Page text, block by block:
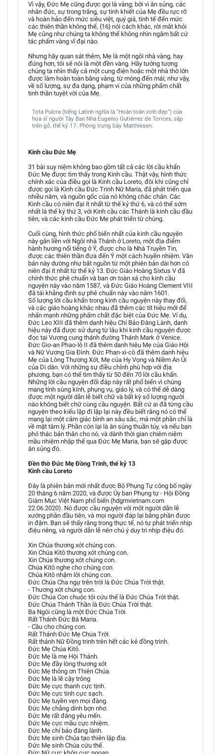
Vì vậy, Đức Mẹ cũng được gọi là vàng; bởi vì ân sủng, các
nhân đức, sự trong trắng, sự tinh khiết của Mẹ đều rực rỡ
và hoàn hảo đến mức siêu việt, quý giá, tinh tế đến mức
các thiên thần không thể, {16} nói cách khác, rời mắt khỏi
Mẹ cũng như chúng ta không thể không nhìn ngắm bất cứ
tác phẩm vàng vĩ đại nào.
Nhưng hãy quan sát thêm, Mẹ là một ngôi nhà vàng, hay
đúng hơn, tôi sẽ nói là một đền vàng. Hãy tưởng tượng
chúng ta nhìn thấy cả một cung điện hoặc một nhà thờ lớn
được làm hoàn toàn bằng vàng, từ móng đến mái; như vậy,
về số lượng, sự đa dạng, phạm vi của những phẩm chất
tinh thần tuyệt vời của Mẹ.
Tota Pulcra (tiếng Latinh nghĩa là "Hoàn toàn xinh đẹp") của
họa sĩ người Tây Ban Nha Eugenio Gutiérrez de Torices, sáp
trên gỗ, thế kỷ 17. Phòng trưng bày Matthiesen.
Kinh cầu Đức Mẹ
31 bài suy niệm không bao gồm tất cả các lời cầu khẩn
Đức Mẹ được tìm thấy trong Kinh cầu. Thật vậy, hình thức
chính xác của điều gọi là Kinh cầu Loreto, đôi khi cũng chỉ
được gọi là Kinh cầu Đức Trinh Nữ Maria, đã phát triển qua
nhiều năm, và nguồn gốc của nó không chắc chắn. Các
Kinh cầu có niên đại ít nhất từ thế kỷ thứ 6, và có thể sớm
nhất là thế kỷ thứ 3, với Kinh cầu các Thánh là kinh cầu đầu
tiên, và các kinh cầu Đức Mẹ phát triển từ chúng.
Cuối cùng, hình thức phổ biến nhất của kinh cầu nguyện
này gắn liền với Ngôi nhà Thánh ở Loreto, một địa điểm
hành hương nổi tiếng ở Ý, được cho là Nhà Truyền Tin,
được các thiên thần đưa đến Ý một cách huyền nhiệm. Văn
bản này dường như bắt nguồn từ một phiên bản dài hơn có
niên đại ít nhất từ thế kỷ 13. Đức Giáo Hoàng Sixtus V đã
chính thức phê chuẩn và ban ơn toàn xá cho kinh cầu
nguyện này vào năm 1587, và Đức Giáo Hoàng Clement VIII
đã tái khẳng định sự phê chuẩn này vào năm 1601.
Số lượng lời cầu khẩn trong kinh cầu nguyện này thay đổi,
và các giáo hoàng khác nhau đã thêm các tít hiệu mới để
nhấn mạnh những phẩm chất đặc biệt của Đức Mẹ. Ví dụ,
Đức Leo XIII đã thêm danh hiệu Chỉ Bảo Đàng Lành, danh
hiệu này đã được sử dụng từ lâu khi kinh cầu nguyện được
đọc tại Vương cung thánh đường Thánh Mark ở Venice.
Đức Gio-an Phao-lô II đã thêm danh hiệu Mẹ của Giáo Hội
và Nữ Vương Gia Đình. Đức Phan-xi-cô đã thêm danh hiệu
Mẹ của Lòng Thương Xót, Mẹ của Hy Vọng và Niềm An Ủi
của Di dân. Với những sự điều chỉnh phù hợp với địa
phương, bạn có thể tìm thấy từ 50 đến 70 lời cầu khẩn.
Những lời cầu nguyện đối đáp này rất phổ biến vì chúng
mang tính sùng kính, phụng vụ, giáo lý, và có thể dễ dàng
được một người dẫn lễ biết chữ và bất kỳ số lượng người
nào không biết chữ cùng cầu nguyện. Bất cứ ai đã từng cầu
nguyện theo kiểu lặp đi lặp lại này đều biết rằng nó có thể
mang lại một cảm giác bình an sâu sắc, mà một phần chỉ là
về mặt tâm lý. Phần còn lại là ân sủng thuần túy, và nếu bạn
phó thác bản thân cho nó, và dành thời gian chiêm niệm
mầu nhiệm nhập thể qua Đức Mẹ Maria, bạn sẽ gặp được
ân sủng đó.
Đền thờ Đức Mẹ Đồng Trinh, thế kỷ 13
Kinh cầu Loreto
Đây là phiên bản mới nhất được Bộ Phụng Tự công bố ngày
20 tháng 6 năm 2020, và được Ủy ban Phụng tự - Hội Đồng
Giám Mục Việt Nam phổ biến (hdgmvietnam.com
22.06.2020). Nó được cầu nguyện với một người dẫn lễ
xướng phần đầu tiên, và mọi người đáp lại bằng phần được
in đậm. Bạn sẽ thấy rằng trong thực tế, nó tự phát triển nhịp
điệu riêng, và người dẫn lễ nên chú ý duy trì nhịp điệu đó.
Xin Chúa thương xót chúng con.
Xin Chúa Kitô thương xót chúng con.
Xin Chúa thương xót chúng con.
Chúa Kitô nghe cho chúng con.
Chúa Kitô nhậm lời chúng con.
Đức Chúa Cha ngự trên trời là Đức Chúa Trời thật.
- Thương xót chúng con.
Đức Chúa Con chuộc tội cứu thế là Đức Chúa Trời thật.
Đức Chúa Thánh Thần là Đức Chúa Trời thật.
Ba Ngôi cũng là một Đức Chúa Trời.
Rất Thánh Đức Bà Maria.
- Cầu cho chúng con.
Rất Thánh Đức Mẹ Chúa Trời.
Rất thánh Nữ Đồng trinh trên hết các kẻ đồng trinh.
Đức Mẹ Chúa Kitô.
Đức Mẹ là mẹ Hội Thánh.
Đức Mẹ đầy lòng thương xót
Đức Mẹ thông ơn Thiên Chúa.
Đức Mẹ là lẽ cậy trông
Đức Mẹ cực thanh cực tịnh.
Đức Mẹ cực tinh cực sạch.
Đức Mẹ tuyền vẹn mọi đàng.
Đức Mẹ chẳng dính bợn nhơ.
Đức Mẹ rất đáng yêu mến.
Đức Mẹ cực mầu cực nhiệm.
Đức Mẹ chỉ bảo đàng lành.
Đức Mẹ sinh Chúa tạo thiên lập địa.
Đức Mẹ sinh Chúa cứu thế.